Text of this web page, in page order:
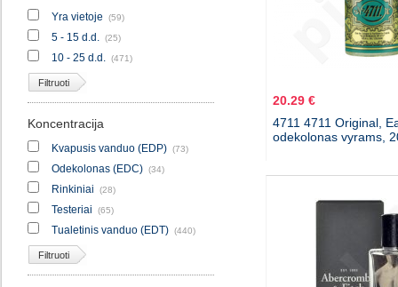
Yra vietoje (59)
5 - 15 d.d. (25)
10 - 25 d.d. (471)
Filtruoti
Koncentracija
Kvapusis vanduo (EDP) (73)
Odekolonas (EDC) (34)
Rinkiniai (28)
Testeriai (65)
Tualetinis vanduo (EDT) (440)
Filtruoti
20.29 €
4711 4711 Original,
odekolonas vyrams,